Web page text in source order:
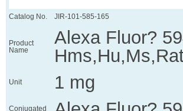
Catalog No. JIR-101-585-165
Product
Name
Alexa Fluor?
Unit 1 mg
Conjugated